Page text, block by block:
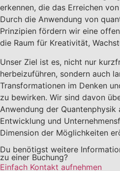
erkennen, die das Erreichen
Durch die Anwendung von
Prinzipien fördern wir eine
die Raum für Kreativität,
Unser Ziel ist es, nicht nur
herbeizuführen, sondern auch
Transformationen im Denken
zu bewirken. Wir sind davon
Anwendung der Quantenphysik
Entwicklung und
Dimension der Möglichkeiten
Du benötigst weitere
zu einer Buchung?
Einfach Kontakt aufnehmen